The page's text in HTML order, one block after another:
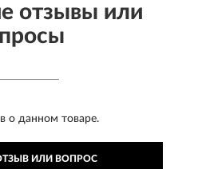
отзывы или
о данном товаре.
ИЛИ ВОПРОС